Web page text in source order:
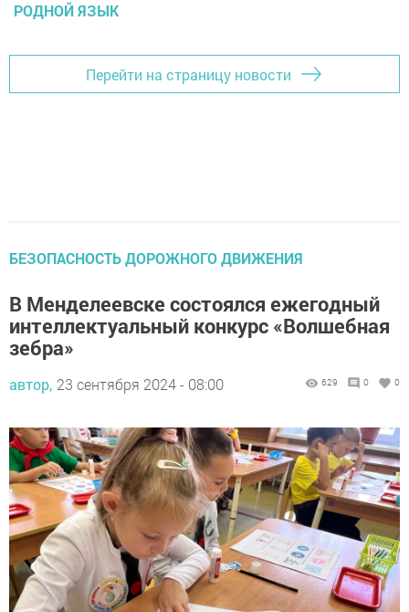
РОДНОЙ ЯЗЫК
Перейти на страницу новости
БЕЗОПАСНОСТЬ ДОРОЖНОГО ДВИЖЕНИЯ
В Менделеевске состоялся ежегодный
интеллектуальный конкурс «Волшебная
зебра»
автор, 23 сентября 2024 - 08:00 629 0 0